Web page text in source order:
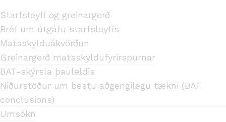
Starfsleyfi og greinargerð
Bréf um útgáfu starfsleyfis
Matsskylduákvörðun
Greinargerð matsskyldufyrirspurnar
BAT-skýrsla þauleldis
Niðurstöður um bestu aðgengilegu tækni (BAT
conclusions)
Umsókn